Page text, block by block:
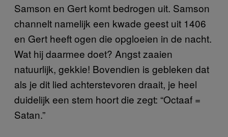
Samson en Gert komt bedrogen uit. Samson
channelt namelijk een kwade geest uit 1406
en Gert heeft ogen die opgloeien in de nacht.
Wat hij daarmee doet? Angst zaaien
natuurlijk, gekkie! Bovendien is gebleken dat
als je dit lied achterstevoren draait, je heel
duidelijk een stem hoort die zegt: “Octaaf =
Satan.”